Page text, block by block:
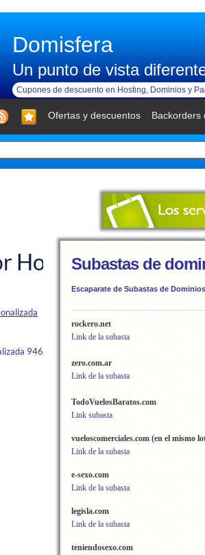
Domisfera
Un punto de vista
Cupones de descuento en Hosting, Dominios y
Ofertas y descuentos Backorders
Subastas de
Escaparate de Subastas de Dominios
rockero.net
Link de la subasta
zero.com.ar
Link de la subasta
TodoVuelosBaratos.com
Link subasta
vueloscomerciales.com (en el mismo
Link de la subasta
e-sexo.com
Link de la subasta
legisla.com
Link de la subasta
teniendosexo.com